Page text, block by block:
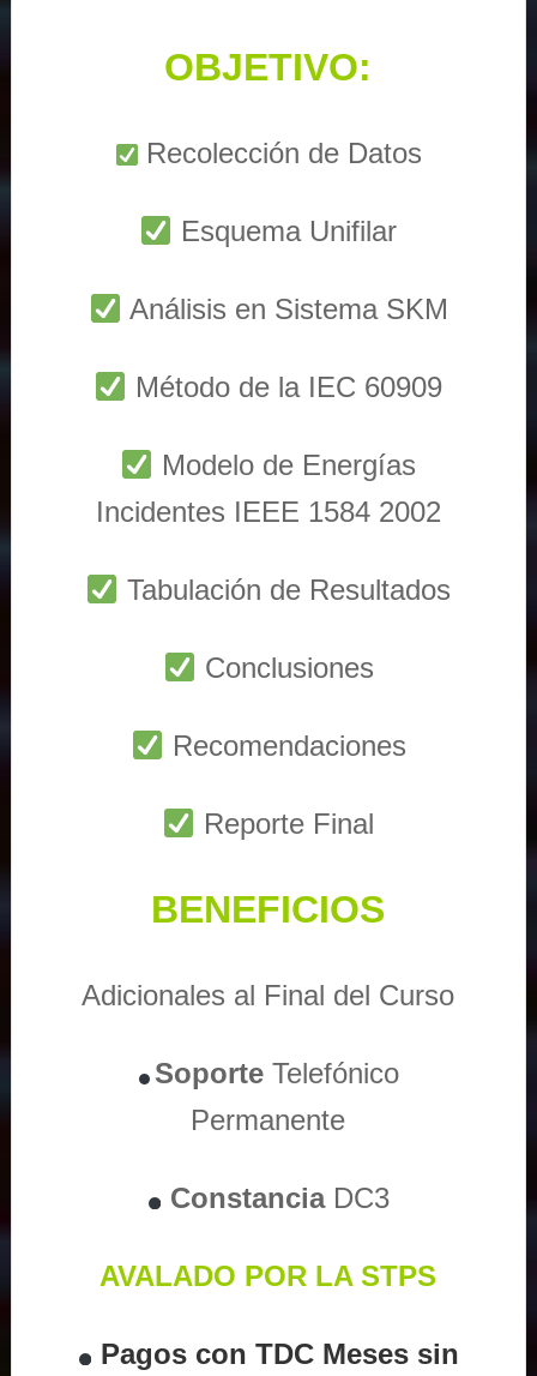
OBJETIVO:
Recolección de Datos
Esquema Unifilar
Análisis en Sistema SKM
Método de la IEC 60909
Modelo de Energías
Incidentes IEEE 1584 2002
Tabulación de Resultados
Conclusiones
Recomendaciones
Reporte Final
BENEFICIOS
Adicionales al Final del Curso
Soporte Telefónico
Permanente
ConstanciaDC3
AVALADO POR LA STPS
Pagos con TDC Meses sin